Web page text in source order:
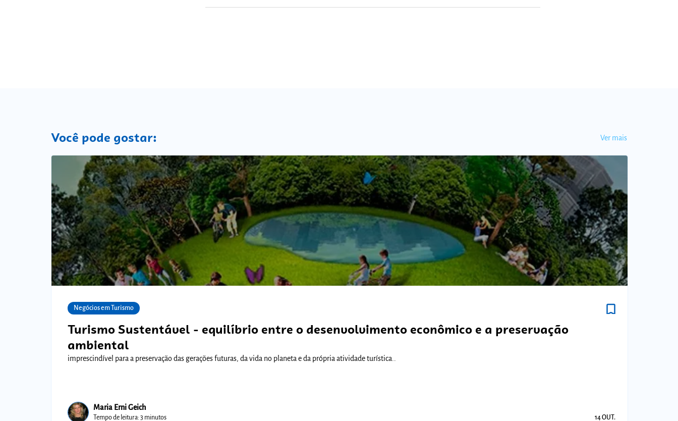
Você pode gostar: Ver mais
Negócios em Turismo bookmark_border
Turismo Sustentável - equilíbrio entre o desenvolvimento econômico e a preservação
ambiental
imprescindível para a preservação das gerações futuras, da vida no planeta e da própria atividade turística..
Maria Erni Geich
Tempo de leitura: 3 minutos 14 OUT.